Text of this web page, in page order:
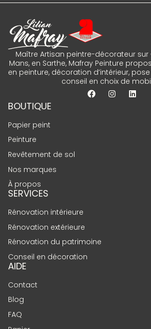
Maître Artisan peintre-décorateur
Mans, en Sarthe, Mafray Peinture
en peinture, décoration d’intérieur,
conseil en choix de
BOUTIQUE
Papier peint
Peinture
Revêtement de sol
Nos marques
À propos
SERVICES
Rénovation intérieure
Rénovation extérieure
Rénovation du patrimoine
Conseil en décoration
AIDE
Contact
Blog
FAQ